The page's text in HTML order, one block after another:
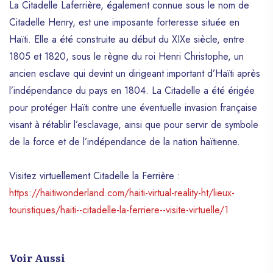
Les Cayemites
Parc National Macaya
Royal Decameron
La Citadelle Laferrière, également connue sous le nom de
Citadelle Henry, est une imposante forteresse située en
Haïti. Elle a été construite au début du XIXe siècle, entre
1805 et 1820, sous le règne du roi Henri Christophe, un
ancien esclave qui devint un dirigeant important d’Haïti après
l’indépendance du pays en 1804. La Citadelle a été érigée
pour protéger Haïti contre une éventuelle invasion française
visant à rétablir l’esclavage, ainsi que pour servir de symbole
de la force et de l’indépendance de la nation haïtienne.
Visitez virtuellement Citadelle la Ferrière :
https://haitiwonderland.com/haiti-virtual-reality-ht/lieux-
touristiques/haiti--citadelle-la-ferriere--visite-virtuelle/1
Voir Aussi